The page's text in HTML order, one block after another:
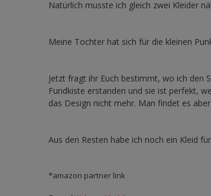
Natürlich musste ich gleich zwei Kleider
Meine Tochter hat sich für die kleinen
Jetzt fragt ihr Euch bestimmt, wo ich den
Fundkiste erstanden und sie ist perfekt,
das Design nicht mehr. Man findet es
Aus den Resten habe ich noch ein Kleid
*amazon partner link